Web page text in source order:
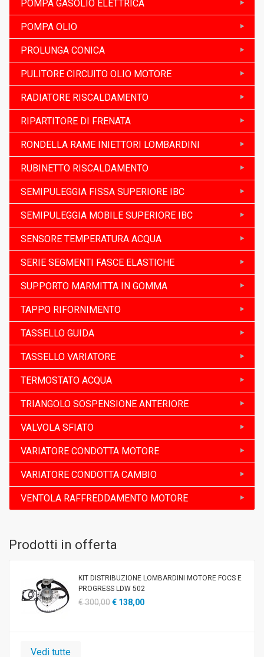
POMPA GASOLIO ELETTRICA
POMPA OLIO
PROLUNGA CONICA
PULITORE CIRCUITO OLIO MOTORE
RADIATORE RISCALDAMENTO
RIPARTITORE DI FRENATA
RONDELLA RAME INIETTORI LOMBARDINI
RUBINETTO RISCALDAMENTO
SEMIPULEGGIA FISSA SUPERIORE IBC
SEMIPULEGGIA MOBILE SUPERIORE IBC
SENSORE TEMPERATURA ACQUA
SERIE SEGMENTI FASCE ELASTICHE
SUPPORTO MARMITTA IN GOMMA
TAPPO RIFORNIMENTO
TASSELLO GUIDA
TASSELLO VARIATORE
TERMOSTATO ACQUA
TRIANGOLO SOSPENSIONE ANTERIORE
VALVOLA SFIATO
VARIATORE CONDOTTA MOTORE
VARIATORE CONDOTTA CAMBIO
VENTOLA RAFFREDDAMENTO MOTORE
Prodotti in offerta
KIT DISTRIBUZIONE LOMBARDINI MOTORE FOCS E
PROGRESS LDW 502
€ 300,00€ 138,00
Vedi tutte